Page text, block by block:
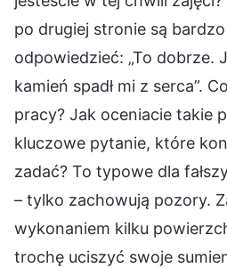
po drugiej stronie są
odpowiedzieć: „To dobrze.
kamień spadł mi z serca”.
pracy? Jak oceniacie takie
kluczowe pytanie, które
zadać? To typowe dla
– tylko zachowują pozory.
wykonaniem kilku
trochę uciszyć swoje